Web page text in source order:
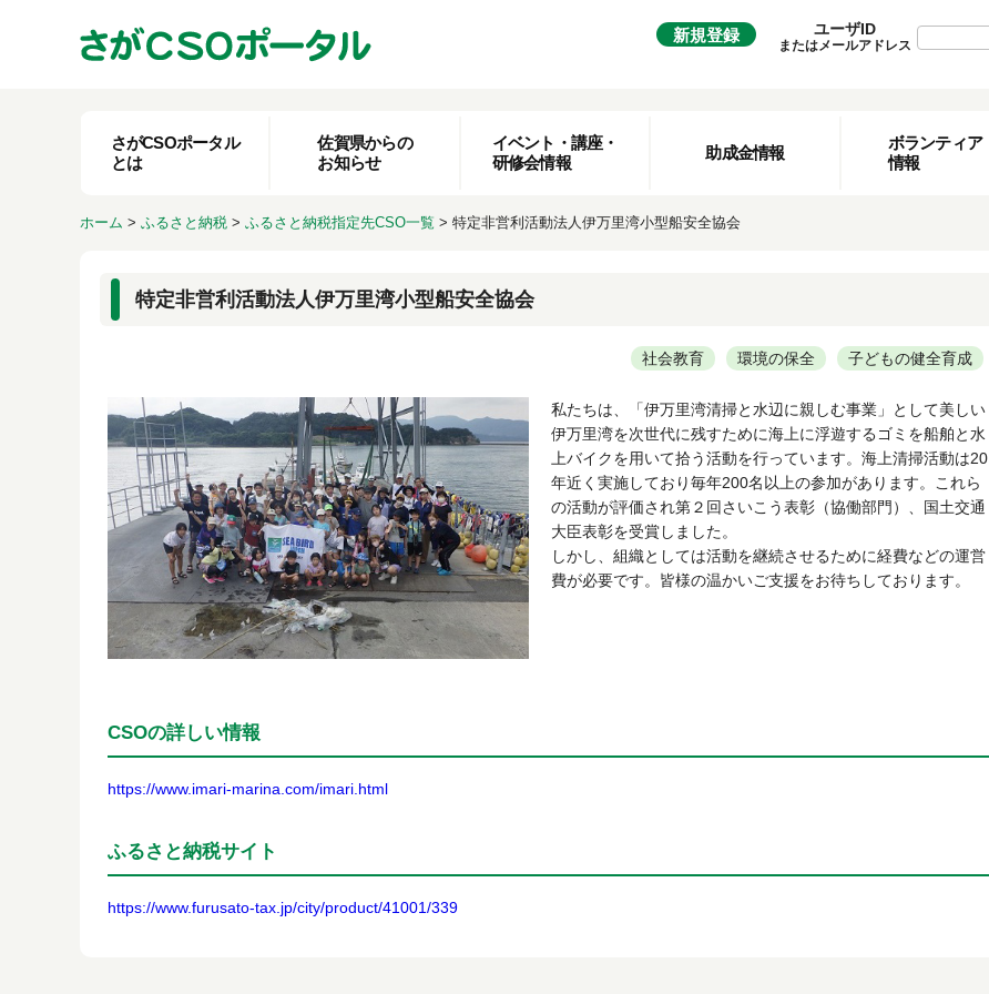
新規登録 ユーザID
またはメールアドレス
さがCSOポータル
とは
佐賀県からの
お知らせ
イベント・講座・
研修会情報
助成金情報
ボランティア
情報
ホーム > ふるさと納税 > ふるさと納税指定先CSO一覧 > 特定非営利活動法人伊万里湾小型船安全協会
特定非営利活動法人伊万里湾小型船安全協会
社会教育 環境の保全 子どもの健全育成
私たちは、「伊万里湾清掃と水辺に親しむ事業」として美しい
伊万里湾を次世代に残すために海上に浮遊するゴミを船舶と水
上バイクを用いて拾う活動を行っています。海上清掃活動は20
年近く実施しており毎年200名以上の参加があります。これら
の活動が評価され第２回さいこう表彰（協働部門）、国土交通
大臣表彰を受賞しました。
しかし、組織としては活動を継続させるために経費などの運営
費が必要です。皆様の温かいご支援をお待ちしております。
CSOの詳しい情報
https://www.imari-marina.com/imari.html
ふるさと納税サイト
https://www.furusato-tax.jp/city/product/41001/339